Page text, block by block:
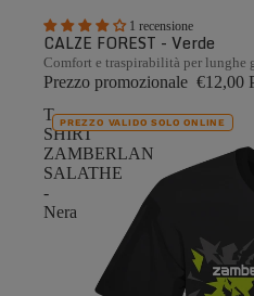
1 recensione
CALZE FOREST - Verde
Comfort e traspirabilità per lunghe
Prezzo promozionale €12,00
T-
SHIRT
ZAMBERLAN
SALATHE
-
Nera
PREZZO VALIDO SOLO ONLINE